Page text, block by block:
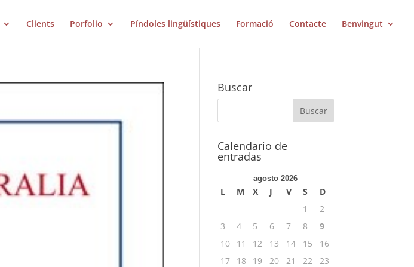
Clients Porfolio Píndoles lingüístiques Formació Contacte Benvingut
Buscar
Calendario de
entradas
agosto 2026
L M X J V S
D
1
2
3
4 5 6 7 8
9
10
11 12 13 14 15
16
17
18 19 20 21 22
23